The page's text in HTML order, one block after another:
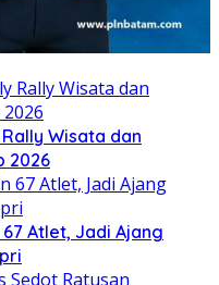
Wisata dan
2026
Atlet, Jadi Ajang